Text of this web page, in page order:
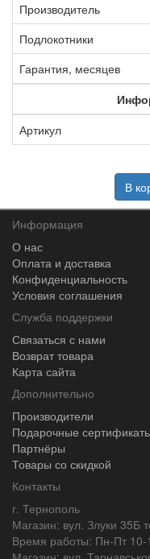
Производитель
Подлокотники
Гарантия, месяцев
Артикул
В
Информация
О нас
Оплата и доставка
Конфиденциальность
Условия соглашения
Служба поддержки
Связаться с нами
Возврат товара
Карта сайта
Дополнительно
Производители
Подарочные
Партнёры
Товары со скидкой
Контакты
г. Тернополь
Магазин: вул. Злуки 35Б
Время работы: Пн-Пт